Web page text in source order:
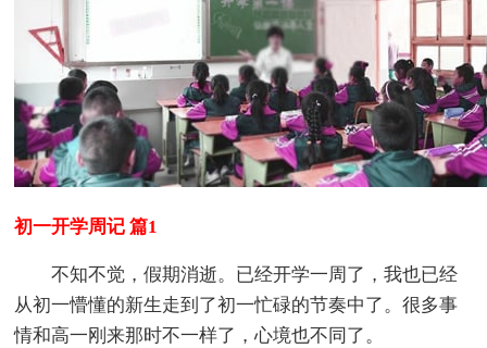
初一开学周记 篇1
不知不觉，假期消逝。已经开学一周了，我也已经
从初一懵懂的新生走到了初一忙碌的节奏中了。很多事
情和高一刚来那时不一样了，心境也不同了。